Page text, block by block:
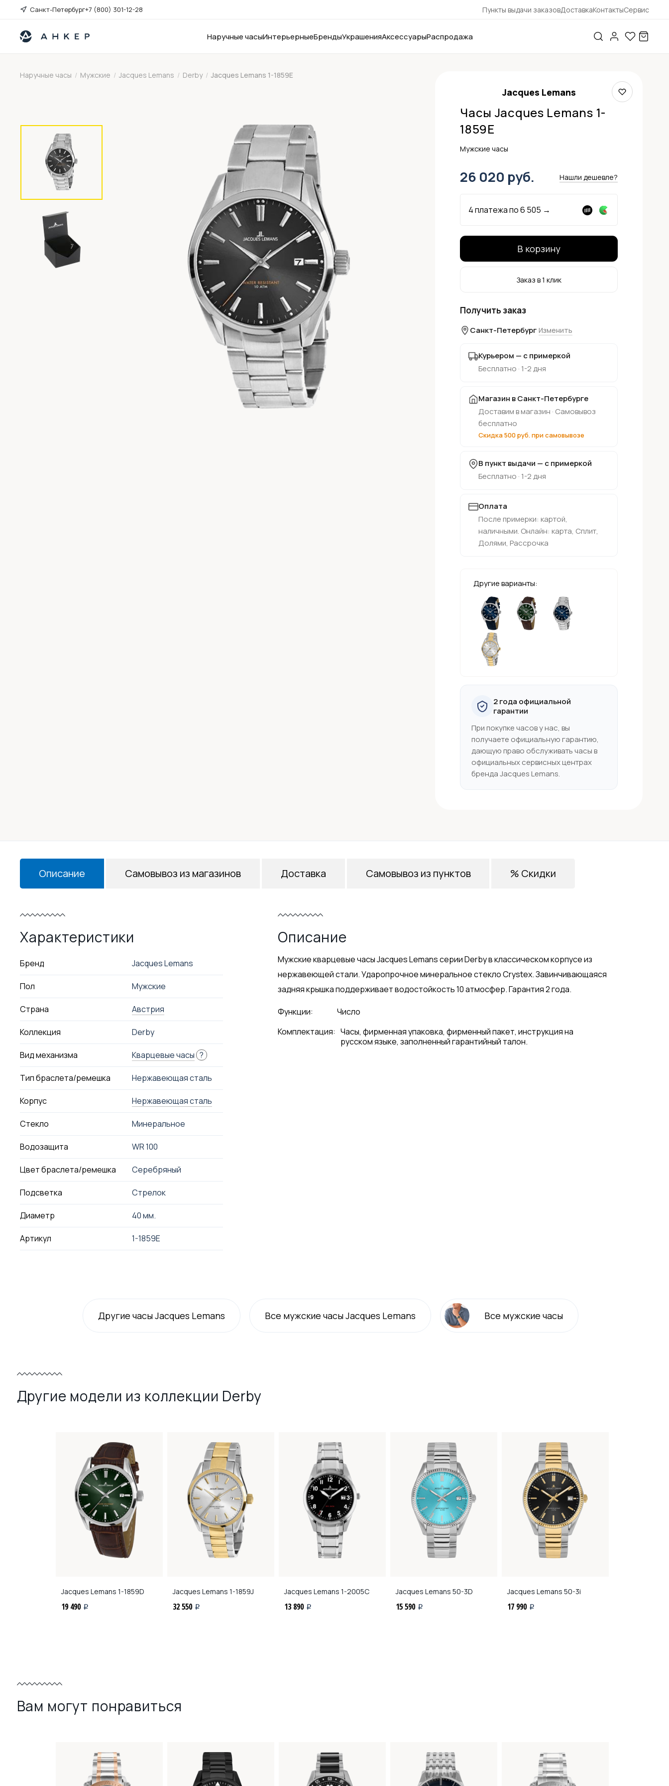
Санкт-Петербург+7 (800) 301-12-28 Пункты выдачи заказовДоставкаКонтактыСервис
Наручные часыИнтерьерныеБрендыУкрашенияАксессуарыРаспродажа
Наручные часы / Мужские / Jacques Lemans / Derby / Jacques Lemans 1-1859E
Jacques Lemans
Часы Jacques Lemans 1-
1859E
Мужские часы
26 020 руб. Нашли дешевле?
4 платежа по6 505 →
В корзину
Заказ в 1 клик
Получить заказ
Санкт-Петербург Изменить
Курьером — с примеркой
Бесплатно · 1-2 дня
Магазин в Санкт-Петербурге
Доставим в магазин · Самовывоз
бесплатно
Скидка 500 руб. при самовывозе
В пункт выдачи — с примеркой
Бесплатно · 1-2 дня
Оплата
После примерки: картой,
наличными. Онлайн: карта, Сплит,
Долями, Рассрочка
Другие варианты:
2 года официальной
гарантии
При покупке часов у нас, вы
получаете официальную гарантию,
дающую право обслуживать часы в
официальных сервисных центрах
бренда Jacques Lemans.
Описание
Характеристики
Бренд Jacques Lemans
Пол Мужские
Страна Австрия
Коллекция Derby
Вид механизма Кварцевые часы ?
Тип браслета/ремешка Нержавеющая сталь
Корпус Нержавеющая сталь
Стекло Минеральное
Водозащита WR 100
Цвет браслета/ремешка Серебряный
Подсветка Стрелок
Диаметр 40 мм.
Артикул 1-1859E
Описание
Мужские кварцевые часы Jacques Lemans серии Derby в классическом корпусе из
нержавеющей стали. Ударопрочное минеральное стекло Crystex. Завинчивающаяся
задняя крышка поддерживает водостойкость 10 атмосфер. Гарантия 2 года.
Функции:
Число
Комплектация: Часы, фирменная упаковка, фирменный пакет, инструкция на
русском языке, заполненный гарантийный талон.
Самовывоз из магазинов Доставка Самовывоз из пунктов % Скидки
Другие часы Jacques Lemans Все мужские часы Jacques Lemans Все мужские часы
Другие модели из коллекции Derby
Jacques Lemans 1-1859D
19 490 i
Jacques Lemans 1-1859J
32 550 i
Jacques Lemans 1-2005C
13 890 i
Jacques Lemans 50-3D
15 590 i
Jacques Lemans 50-3i
17 990 i
Вам могут понравиться